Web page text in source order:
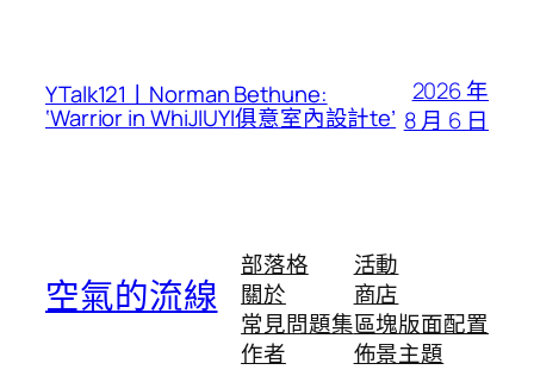
YTalk121丨Norman Bethune:
‘Warrior in WhiJIUYI俱意室內設計te’
2026 年
8 月 6 日
空氣的流線
部落格
關於
常見問題集
作者
活動
商店
區塊版面配置
佈景主題